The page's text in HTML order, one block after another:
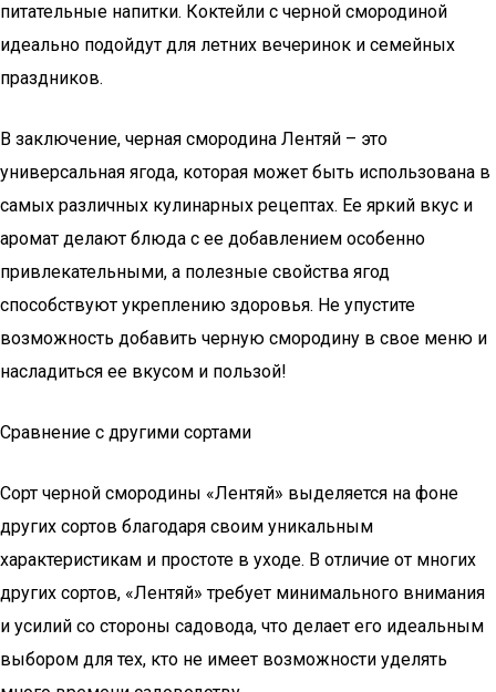
питательные напитки. Коктейли с черной смородиной
идеально подойдут для летних вечеринок и семейных
праздников.
В заключение, черная смородина Лентяй – это
универсальная ягода, которая может быть использована в
самых различных кулинарных рецептах. Ее яркий вкус и
аромат делают блюда с ее добавлением особенно
привлекательными, а полезные свойства ягод
способствуют укреплению здоровья. Не упустите
возможность добавить черную смородину в свое меню и
насладиться ее вкусом и пользой!
Сравнение с другими сортами
Сорт черной смородины «Лентяй» выделяется на фоне
других сортов благодаря своим уникальным
характеристикам и простоте в уходе. В отличие от многих
других сортов, «Лентяй» требует минимального внимания
и усилий со стороны садовода, что делает его идеальным
выбором для тех, кто не имеет возможности уделять